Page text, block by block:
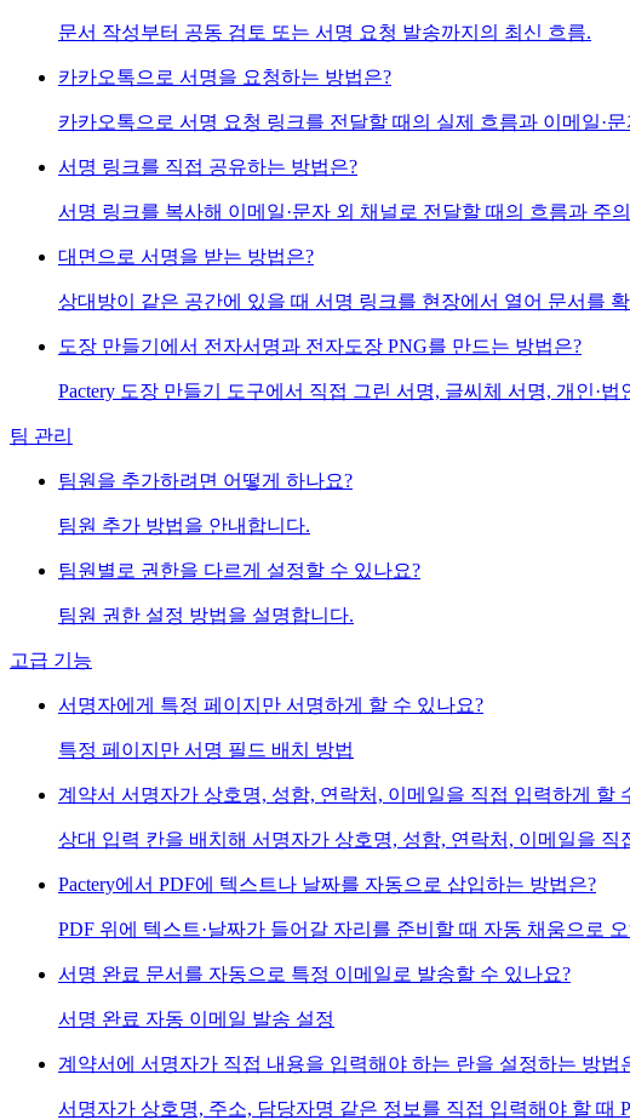
문서 작성부터 공동 검토 또는 서명 요청 발송까지의 최신 흐름.
카카오톡으로 서명을 요청하는 방법은?
카카오톡으로 서명 요청 링크를 전달할 때의 실제 흐름과 이메일·
서명 링크를 직접 공유하는 방법은?
서명 링크를 복사해 이메일·문자 외 채널로 전달할 때의 흐름과 주
대면으로 서명을 받는 방법은?
상대방이 같은 공간에 있을 때 서명 링크를 현장에서 열어 문서를
도장 만들기에서 전자서명과 전자도장 PNG를 만드는 방법은?
Pactery 도장 만들기 도구에서 직접 그린 서명, 글씨체 서명, 개인·
팀 관리
팀원을 추가하려면 어떻게 하나요?
팀원 추가 방법을 안내합니다.
팀원별로 권한을 다르게 설정할 수 있나요?
팀원 권한 설정 방법을 설명합니다.
고급 기능
서명자에게 특정 페이지만 서명하게 할 수 있나요?
특정 페이지만 서명 필드 배치 방법
계약서 서명자가 상호명, 성함, 연락처, 이메일을 직접 입력하게 할
상대 입력 칸을 배치해 서명자가 상호명, 성함, 연락처, 이메일을
Pactery에서 PDF에 텍스트나 날짜를 자동으로 삽입하는 방법은?
PDF 위에 텍스트·날짜가 들어갈 자리를 준비할 때 자동 채움으로
서명 완료 문서를 자동으로 특정 이메일로 발송할 수 있나요?
서명 완료 자동 이메일 발송 설정
계약서에 서명자가 직접 내용을 입력해야 하는 란을 설정하는 방법
서명자가 상호명, 주소, 담당자명 같은 정보를 직접 입력해야 할 때